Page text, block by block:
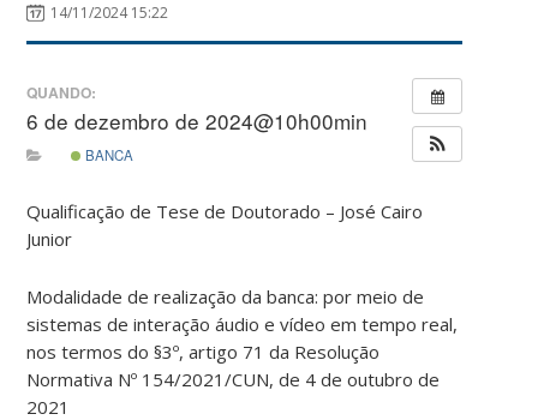
14/11/2024 15:22
QUANDO:
6 de dezembro de 2024@10h00min
BANCA
Qualificação de Tese de Doutorado – José Cairo
Junior
Modalidade de realização da banca: por meio de
sistemas de interação áudio e vídeo em tempo real,
nos termos do §3º, artigo 71 da Resolução
Normativa Nº 154/2021/CUN, de 4 de outubro de
2021